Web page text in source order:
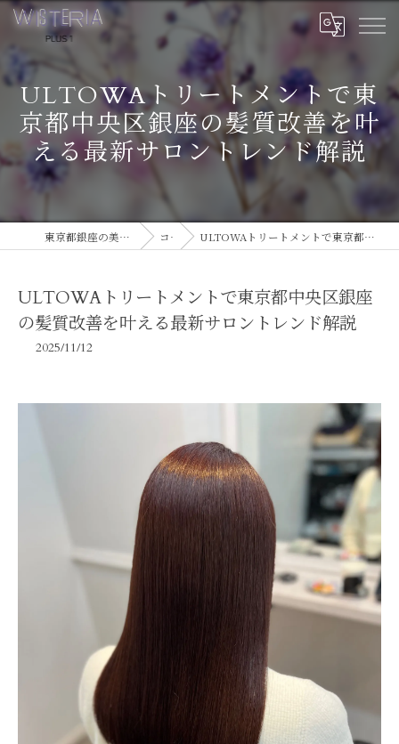
ULTOWAトリートメントで東
京都中央区銀座の髪質改善を叶
える最新サロントレンド解説
東京都銀座の美容室ならWISTERIA PLUS 1 コラム ULTOWAトリートメントで東京都中央区銀座の髪質改善を叶える最新サロントレンド解説
ULTOWAトリートメントで東京都中央区銀座
の髪質改善を叶える最新サロントレンド解説
2025/11/12